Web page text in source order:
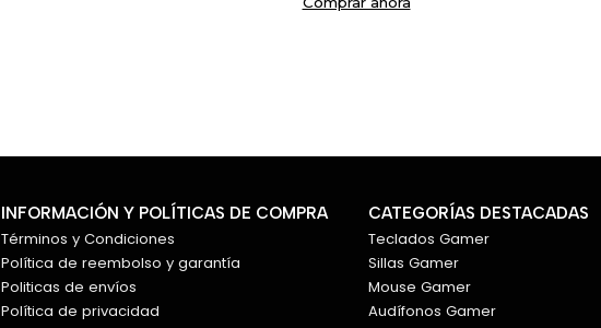
Es adecuado para:
👂 Diseño ligero
Con un peso aproximado de
estructura ligera que
INFORMACIÓN Y POLÍTICAS DE COMPRA
Términos y Condiciones
Política de reembolso y garantía
Politicas de envíos
Política de privacidad
CATEGORÍAS DESTACADAS
Teclados Gamer
Sillas Gamer
Mouse Gamer
Audífonos Gamer